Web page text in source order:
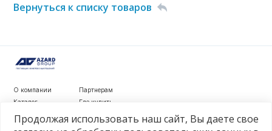
Вернуться к списку товаров
О компании
Каталог
Новости
Видеообзоры
Партнерам
Где купить
Продолжая использовать наш сайт, Вы даете свое